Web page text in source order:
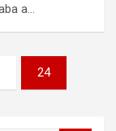
a…
24